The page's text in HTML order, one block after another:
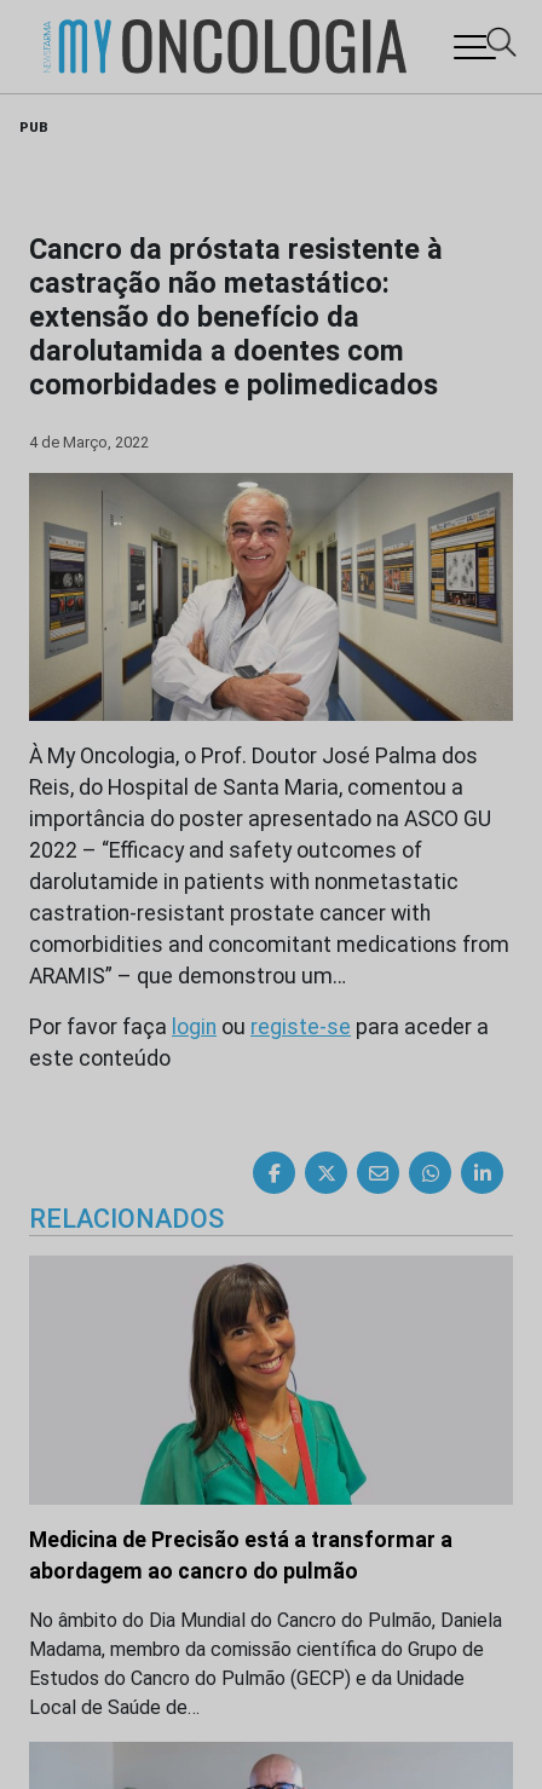
PUB
Cancro da próstata resistente à
castração não metastático:
extensão do benefício da
darolutamida a doentes com
comorbidades e polimedicados
4 de Março, 2022
À My Oncologia, o Prof. Doutor José Palma dos
Reis, do Hospital de Santa Maria, comentou a
importância do poster apresentado na ASCO GU
2022 – “Efficacy and safety outcomes of
darolutamide in patients with nonmetastatic
castration-resistant prostate cancer with
comorbidities and concomitant medications from
ARAMIS” – que demonstrou um…
Por favor faça login ou registe-se para aceder a
este conteúdo
RELACIONADOS
Medicina de Precisão está a transformar a
abordagem ao cancro do pulmão
No âmbito do Dia Mundial do Cancro do Pulmão, Daniela
Madama, membro da comissão científica do Grupo de
Estudos do Cancro do Pulmão (GECP) e da Unidade
Local de Saúde de…